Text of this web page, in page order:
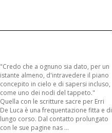
"Credo che a ognuno sia dato, per un
istante almeno, d'intravedere il piano
concepito in cielo e di sapersi incluso,
come uno dei nodi del tappeto."
Quella con le scritture sacre per Erri
De Luca è una frequentazione fitta e di
lungo corso. Dal contatto prolungato
con le sue pagine nas ...